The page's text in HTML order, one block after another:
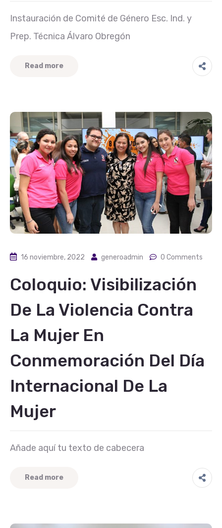
Instauración de Comité de Género Esc. Ind. y
Prep. Técnica Álvaro Obregón
Read more
16 noviembre, 2022 generoadmin 0 Comments
Coloquio: Visibilización
De La Violencia Contra
La Mujer En
Conmemoración Del Día
Internacional De La
Mujer
Añade aquí tu texto de cabecera
Read more